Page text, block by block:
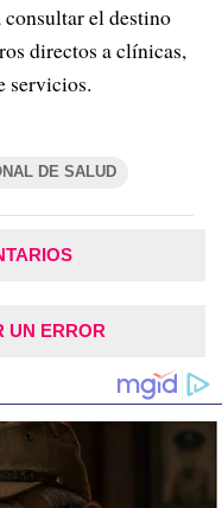
el destino
directos a clínicas,
servicios.
DE SALUD
UN ERROR